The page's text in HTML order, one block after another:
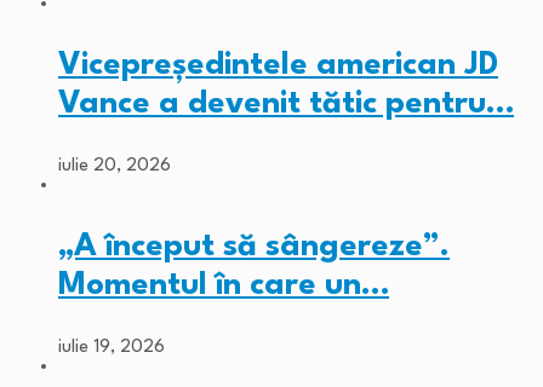
Vicepreședintele american JD
Vance a devenit tătic pentru…
iulie 20, 2026
„A început să sângereze”.
Momentul în care un…
iulie 19, 2026